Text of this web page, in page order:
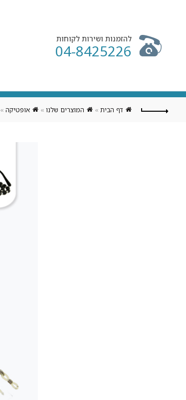
להזמנות ושירות לקוחות
04-8425226
דף הבית» המוצרים שלנו» אופטיקה»